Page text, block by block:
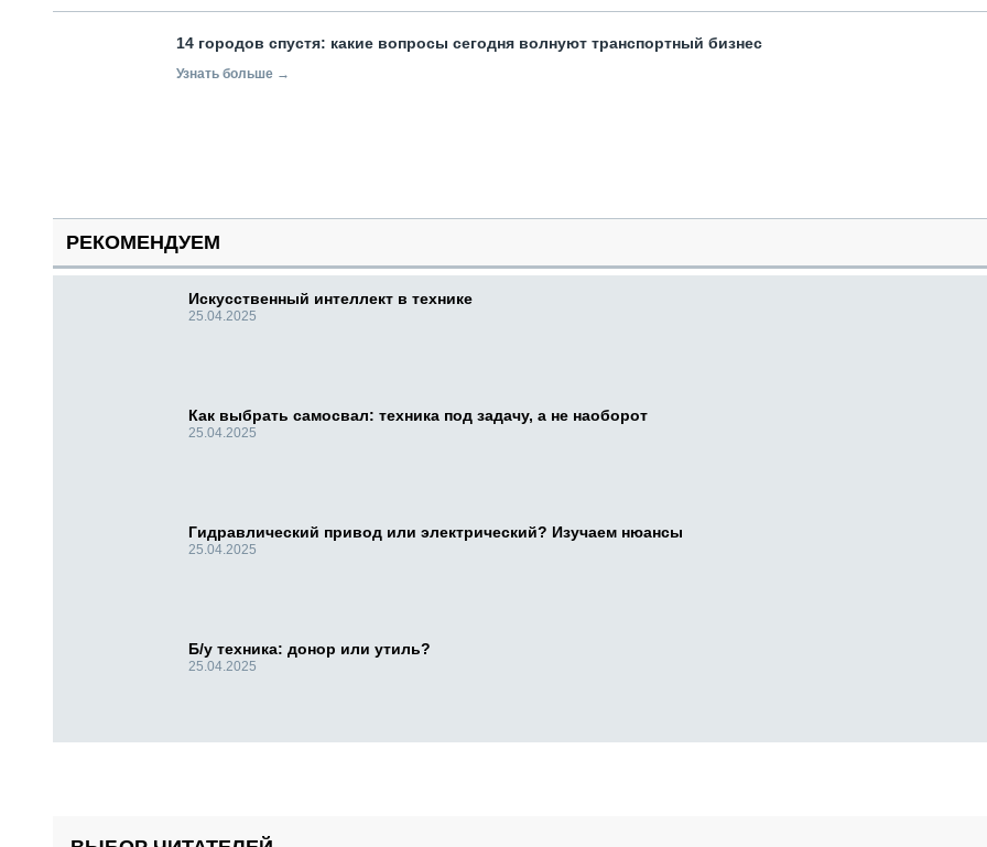
14 городов спустя: какие вопросы сегодня волнуют транспортный бизнес
Узнать больше →
РЕКОМЕНДУЕМ
Искусственный интеллект в технике
25.04.2025
Как выбрать самосвал: техника под задачу, а не наоборот
25.04.2025
Гидравлический привод или электрический? Изучаем нюансы
25.04.2025
Б/у техника: донор или утиль?
25.04.2025